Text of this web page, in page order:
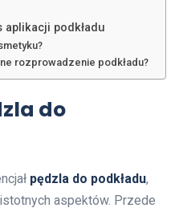
aplikacji podkładu
rozprowadzenie podkładu?
do
pędzla do podkładu,
aspektów. Przede